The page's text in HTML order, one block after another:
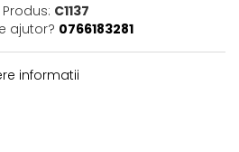
C1137
ajutor? 0766183281
informatii